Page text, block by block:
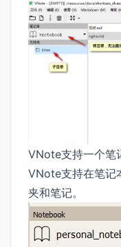
VNote支持一个笔
VNote支持在笔记
夹和笔记。